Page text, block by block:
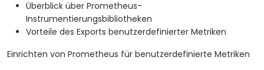
Überblick über Prometheus-
Instrumentierungsbibliotheken
Vorteile des Exports benutzerdefinierter Metriken
Einrichten von Prometheus für benutzerdefinierte Metriken